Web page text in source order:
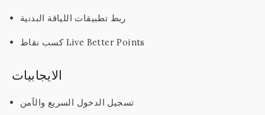
ربط تطبيقات اللياقة البدنية
كسب نقاط Live Better Points
الايجابيات
تسجيل الدخول السريع والآمن